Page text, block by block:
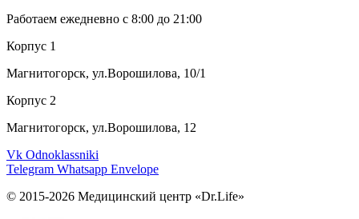
Работаем ежедневно с 8:00 до 21:00
Корпус 1
Магнитогорск, ул.Ворошилова, 10/1
Корпус 2
Магнитогорск, ул.Ворошилова, 12
Vk Odnoklassniki
Telegram Whatsapp Envelope
© 2015-2026 Медицинский центр «Dr.Life»